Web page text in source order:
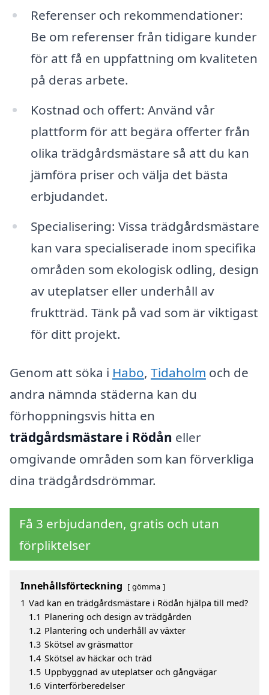
Referenser och rekommendationer:
Be om referenser från tidigare kunder
för att få en uppfattning om kvaliteten
på deras arbete.
Kostnad och offert: Använd vår
plattform för att begära offerter från
olika trädgårdsmästare så att du kan
jämföra priser och välja det bästa
erbjudandet.
Specialisering: Vissa trädgårdsmästare
kan vara specialiserade inom specifika
områden som ekologisk odling, design
av uteplatser eller underhåll av
fruktträd. Tänk på vad som är viktigast
för ditt projekt.
Genom att söka i Habo, Tidaholm och de
andra nämnda städerna kan du
förhoppningsvis hitta en
trädgårdsmästare i Rödån eller
omgivande områden som kan förverkliga
dina trädgårdsdrömmar.
Få 3 erbjudanden, gratis och utan
förpliktelser
Innehållsförteckning gömma
1 Vad kan en trädgårdsmästare i Rödån hjälpa till med?
1.1 Planering och design av trädgården
1.2 Plantering och underhåll av växter
1.3 Skötsel av gräsmattor
1.4 Skötsel av häckar och träd
1.5 Uppbyggnad av uteplatser och gångvägar
1.6 Vinterförberedelser